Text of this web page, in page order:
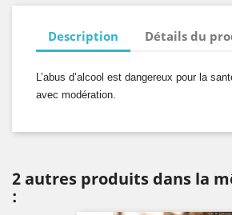
Description Détails du
L’abus d’alcool est dangereux pour la
avec modération.
2 autres produits dans la
: